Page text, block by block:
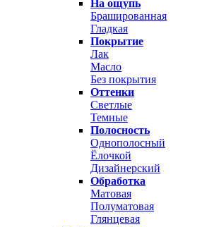
На ощупь
Брашированная
Гладкая
Покрытие
Лак
Масло
Без покрытия
Оттенки
Светлые
Темные
Полосность
Однополосный
Ёлочкой
Дизайнерский
Обработка
Матовая
Полуматовая
Глянцевая